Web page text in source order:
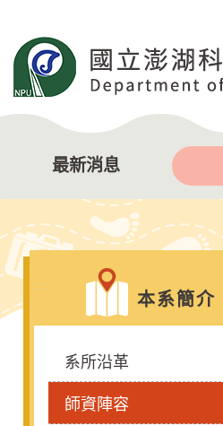
容
最新消息
:::
本系簡介
系所沿革
師資陣容